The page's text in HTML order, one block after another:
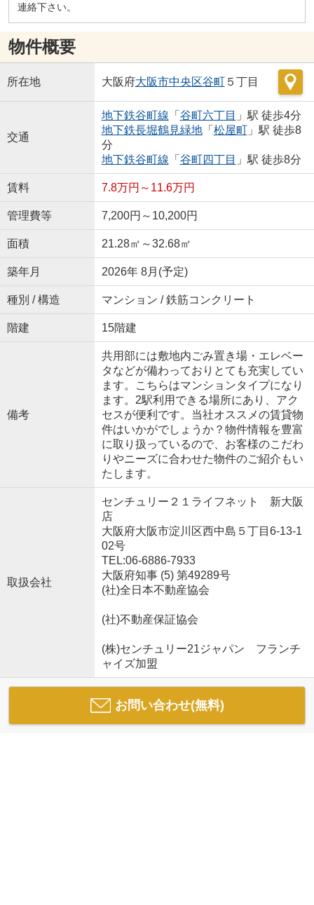
連絡下さい。
物件概要
所在地 大阪府大阪市中央区谷町５丁目
交通
地下鉄谷町線 「 谷町六丁目 」駅 徒歩4分
地下鉄長堀鶴見緑地「 松屋町」駅 徒歩8
分
地下鉄谷町線 「 谷町四丁目 」駅 徒歩8分
賃料 7.8万円～11.6万円
管理費等 7,200円～10,200円
面積 21.28㎡～32.68㎡
築年月 2026年 8月(予定)
種別 / 構造 マンション / 鉄筋コンクリート
階建 15階建
備考
共用部には敷地内ごみ置き場・エレベー
タなどが備わっておりとても充実してい
ます。こちらはマンションタイプになり
ます。2駅利用できる場所にあり、アク
セスが便利です。当社オススメの賃貸物
件はいかがでしょうか？物件情報を豊富
に取り扱っているので、お客様のこだわ
りやニーズに合わせた物件のご紹介もい
たします。
取扱会社
センチュリー２１ライフネット 新大阪
店
大阪府大阪市淀川区西中島５丁目6-13-1
02号
TEL:06-6886-7933
大阪府知事 (5) 第49289号
(社)全日本不動産協会
(社)不動産保証協会
(株)センチュリー21ジャパン フランチ
ャイズ加盟
お問い合わせ(無料)